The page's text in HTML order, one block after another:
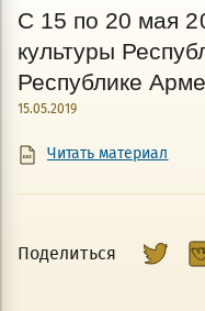
C 15 по 20 мая
культуры
Республике
15.05.2019
Читать материал
Поделиться